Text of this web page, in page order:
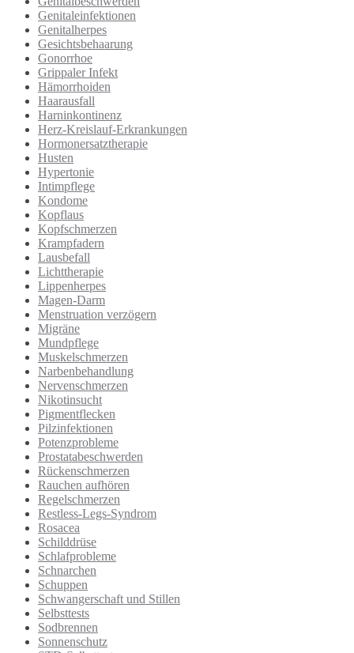
Genitaleinfektionen
Genitalherpes
Gesichtsbehaarung
Gonorrhoe
Grippaler Infekt
Hämorrhoiden
Haarausfall
Harninkontinenz
Herz-Kreislauf-Erkrankungen
Hormonersatztherapie
Husten
Hypertonie
Intimpflege
Kondome
Kopflaus
Kopfschmerzen
Krampfadern
Lausbefall
Lichttherapie
Lippenherpes
Magen-Darm
Menstruation verzögern
Migräne
Mundpflege
Muskelschmerzen
Narbenbehandlung
Nervenschmerzen
Nikotinsucht
Pigmentflecken
Pilzinfektionen
Potenzprobleme
Prostatabeschwerden
Rückenschmerzen
Rauchen aufhören
Regelschmerzen
Restless-Legs-Syndrom
Rosacea
Schilddrüse
Schlafprobleme
Schnarchen
Schuppen
Schwangerschaft und Stillen
Selbsttests
Sodbrennen
Sonnenschutz